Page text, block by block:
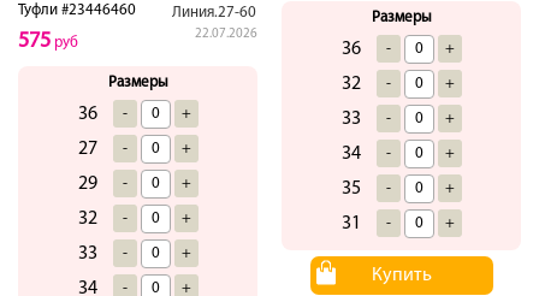
Туфли #23446460 Линия.27-60
22.07.2026
575 руб
Размеры
36 - +
27 - +
29 - +
32 - +
33 - +
34 - +
Размеры
36 - +
32 - +
33 - +
34 - +
35 - +
31 - +
Купить